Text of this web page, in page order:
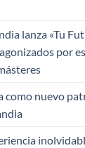
lanza «Tu
por
como nuevo